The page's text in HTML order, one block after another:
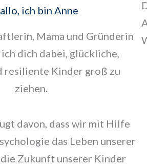
ich bin Anne
Mama und Gründerin
dich dabei, glückliche,
resiliente Kinder groß zu
ziehen.
davon, dass wir mit Hilfe
das Leben unserer
Zukunft unserer Kinder